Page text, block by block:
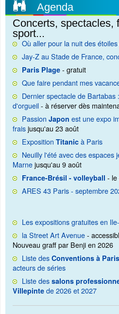
Agenda
Concerts, spectacles,
sport...
Où aller pour la nuit des
Jay-Z au Stade de France,
Paris Plage - gratuit
Que faire pendant mes
Dernier spectacle de
d'orgueil- à réserver dès
Passion Japon est une expo
fraisjusqu'au 23 août
Exposition Titanic à Paris
Neuilly l'été avec des espaces
Marnejusqu'au 9 août
France-Brésil - volleyball - le
ARES 43 Paris - septembre
Les expositions gratuites en
la Street Art Avenue-
Nouveau graff par Benji en 2026
Liste des Conventions à Paris
acteurs de séries
Liste des salons
Villepinte de 2026 et 2027